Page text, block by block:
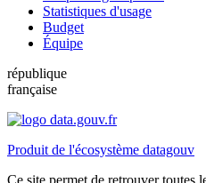
Statistiques d'usage
Budget
Équipe
république
française
Produit de l'écosystème datagouv